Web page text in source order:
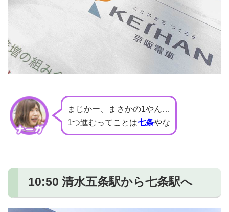
まじかー、まさかの1やん…
1つ進むってことは七条やな
10:50 清水五条駅から七条駅へ